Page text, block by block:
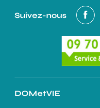
DOMetVIE
Suivez-nous